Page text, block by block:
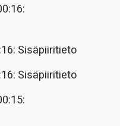
Sisäpiiritieto
Sisäpiiritieto